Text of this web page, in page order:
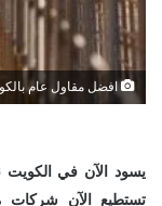
افضل مقاول عام
يسود الآن في الكويت
تستطيع الآن شركات